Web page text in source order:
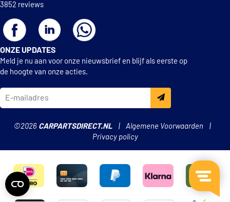
3852 reviews
ONZE UPDATES
Meld je nu aan voor onze nieuwsbrief en blijf als eerste op
de hoogte van onze acties.
©2026 CARPARTSDIRECT.NL
Algemene Voorwaarden
Privacy policy